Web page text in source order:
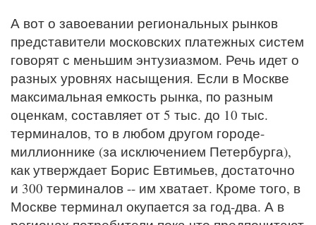
А вот о завоевании региональных рынков
представители московских платежных систем
говорят с меньшим энтузиазмом. Речь идет о
разных уровнях насыщения. Если в Москве
максимальная емкость рынка, по разным
оценкам, составляет от 5 тыс. до 10 тыс.
терминалов, то в любом другом городе-
миллионнике (за исключением Петербурга),
как утверждает Борис Евтимьев, достаточно
и 300 терминалов -- им хватает. Кроме того, в
Москве терминал окупается за год-два. А в